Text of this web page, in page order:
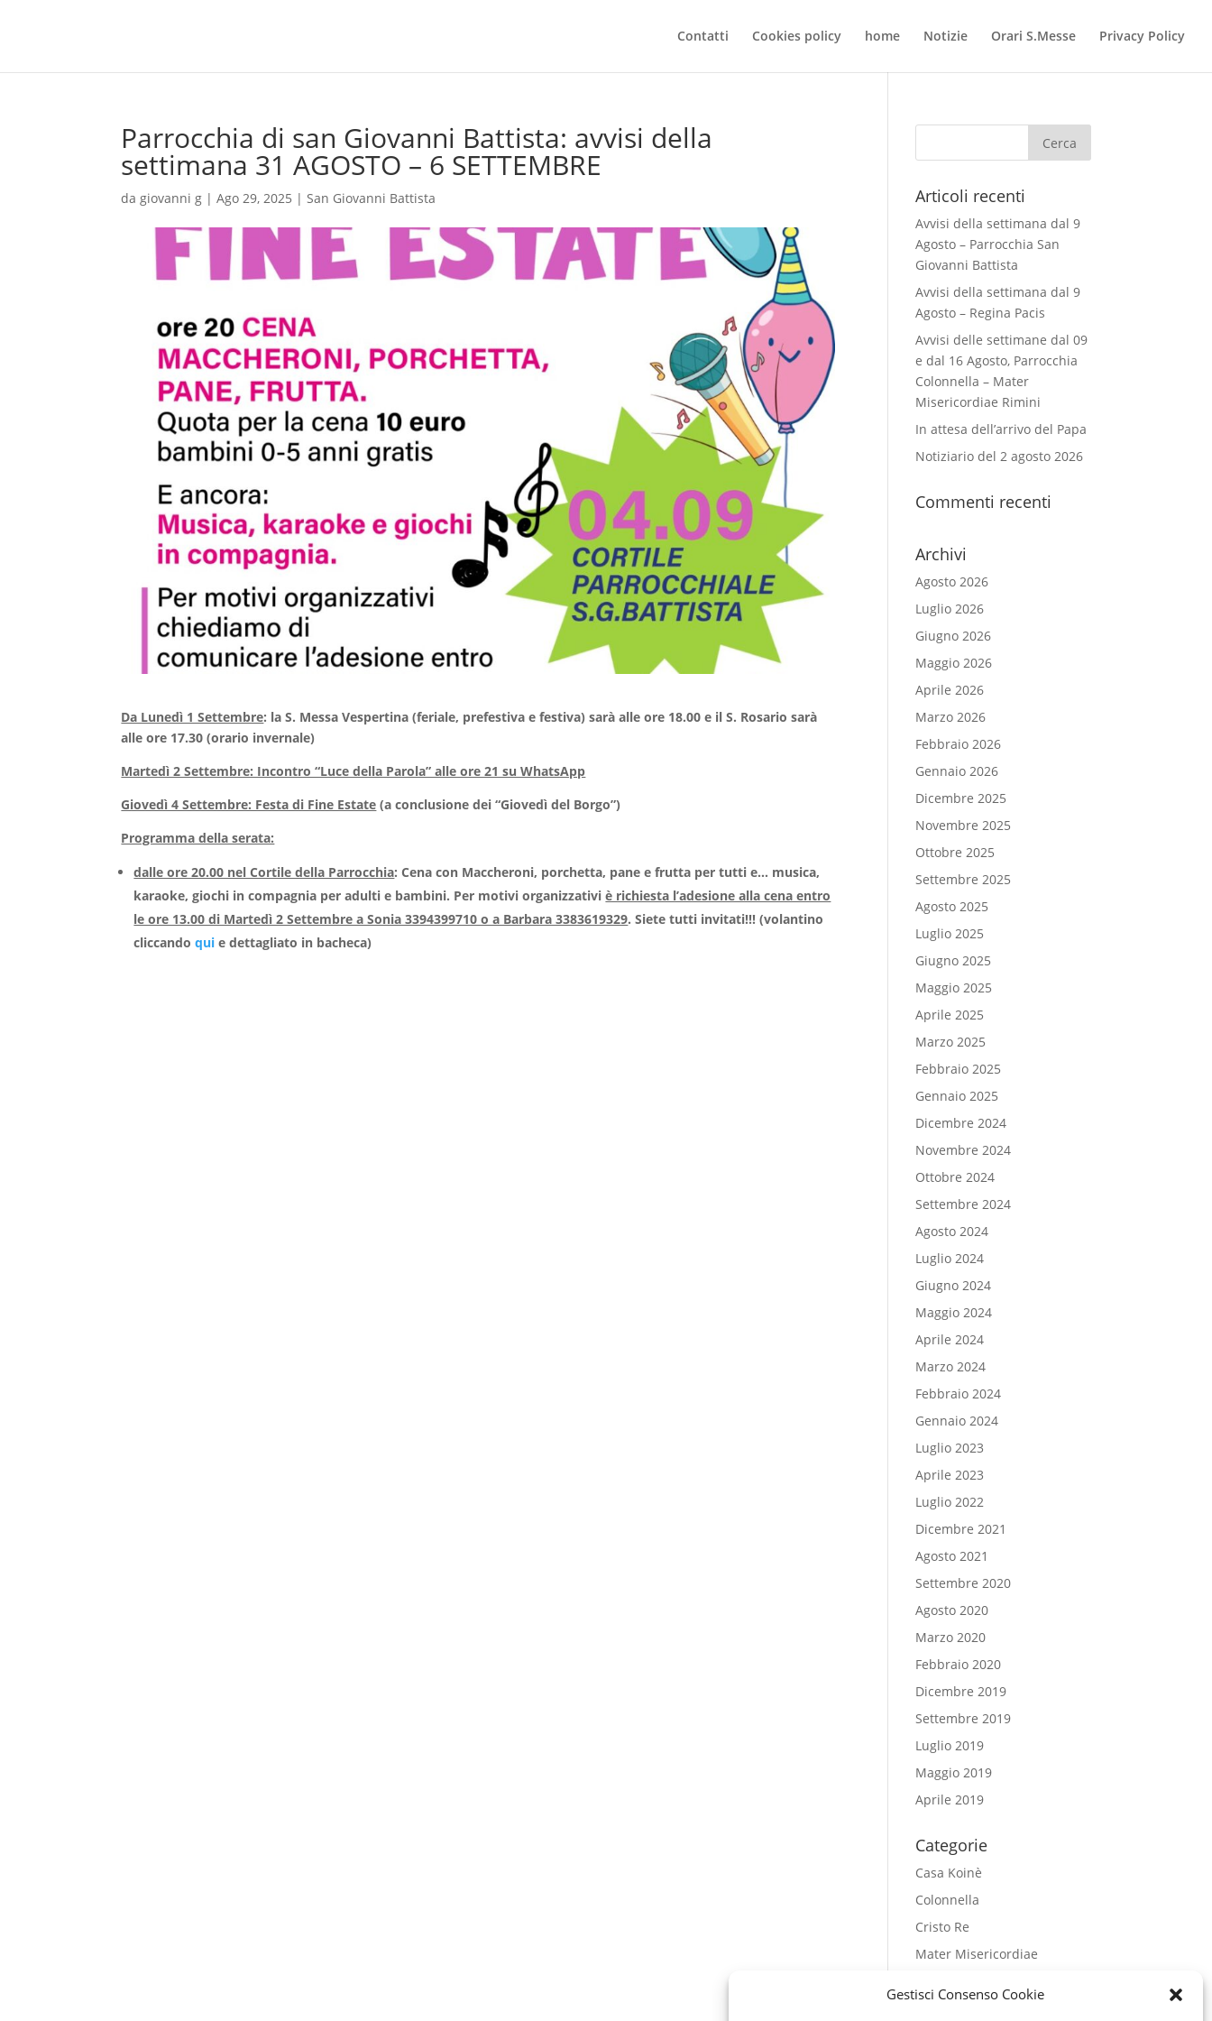
Gestisci Consenso Cookie
Contatti Cookies policy home Notizie Orari S.Messe Privacy Policy
Parrocchia di san Giovanni Battista: avvisi della
settimana 31 AGOSTO – 6 SETTEMBRE
dagiovanni g |Ago 29, 2025 |San Giovanni Battista
Da Lunedì 1 Settembre: la S. Messa Vespertina (feriale, prefestiva e festiva) sarà alle ore 18.00 e il S. Rosario sarà
alle ore 17.30 (orario invernale)
Martedì 2 Settembre: Incontro “Luce della Parola” alle ore 21 su WhatsApp
Giovedì 4 Settembre: Festa di Fine Estate (a conclusione dei “Giovedì del Borgo”)
Programma della serata:
dalle ore 20.00 nel Cortile della Parrocchia: Cena con Maccheroni, porchetta, pane e frutta per tutti e… musica,
karaoke, giochi in compagnia per adulti e bambini. Per motivi organizzativiè richiesta l’adesione alla cena entro
le ore 13.00 di Martedì 2 Settembre a Sonia 3394399710 o a Barbara 3383619329. Siete tutti invitati!!! (volantino
cliccandoquie dettagliato in bacheca)
Articoli recenti
Avvisi della settimana dal 9
Agosto – Parrocchia San
Giovanni Battista
Avvisi della settimana dal 9
Agosto – Regina Pacis
Avvisi delle settimane dal 09
e dal 16 Agosto, Parrocchia
Colonnella – Mater
Misericordiae Rimini
In attesa dell’arrivo del Papa
Notiziario del 2 agosto 2026
Commenti recenti
Archivi
Agosto 2026
Luglio 2026
Giugno 2026
Maggio 2026
Aprile 2026
Marzo 2026
Febbraio 2026
Gennaio 2026
Dicembre 2025
Novembre 2025
Ottobre 2025
Settembre 2025
Agosto 2025
Luglio 2025
Giugno 2025
Maggio 2025
Aprile 2025
Marzo 2025
Febbraio 2025
Gennaio 2025
Dicembre 2024
Novembre 2024
Ottobre 2024
Settembre 2024
Agosto 2024
Luglio 2024
Giugno 2024
Maggio 2024
Aprile 2024
Marzo 2024
Febbraio 2024
Gennaio 2024
Luglio 2023
Aprile 2023
Luglio 2022
Dicembre 2021
Agosto 2021
Settembre 2020
Agosto 2020
Marzo 2020
Febbraio 2020
Dicembre 2019
Settembre 2019
Luglio 2019
Maggio 2019
Aprile 2019
Categorie
Casa Koinè
Colonnella
Cristo Re
Mater Misericordiae